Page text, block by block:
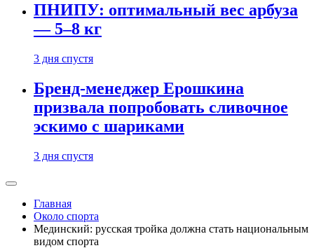
ПНИПУ: оптимальный вес арбуза
— 5–8 кг
3 дня спустя
Бренд-менеджер Ерошкина
призвала попробовать сливочное
эскимо с шариками
3 дня спустя
Главная
Около спорта
Мединский: русская тройка должна стать национальным
видом спорта